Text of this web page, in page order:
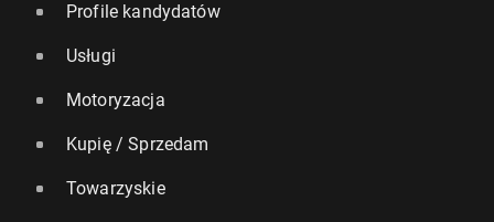
Profile kandydatów
Usługi
Motoryzacja
Kupię / Sprzedam
Towarzyskie